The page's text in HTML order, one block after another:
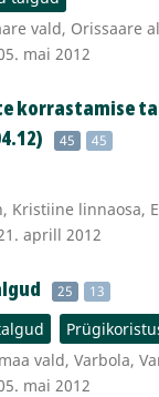
vald, Orissaare
mai 2012
korrastamise
45 45
Kristiine linnaosa,
aprill 2012
25 13
vald, Varbola,
mai 2012